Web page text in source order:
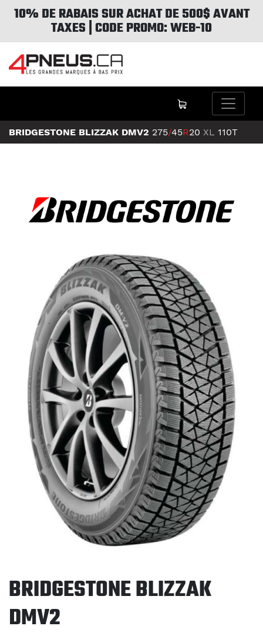
10% DE RABAIS SUR ACHAT DE 500$ AVANT
TAXES | CODE PROMO: WEB-10
BRIDGESTONE BLIZZAK DMV2 275/45R20 XL 110T
BRIDGESTONE BLIZZAK
DMV2